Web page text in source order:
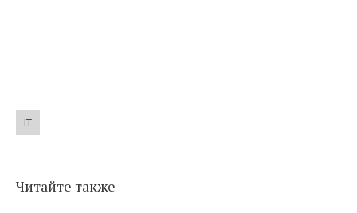
IT
Читайте также